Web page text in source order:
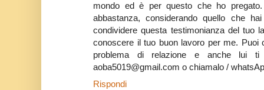
mondo ed è per questo che ho
abbastanza, considerando quello che
condividere questa testimonianza del tuo
conoscere il tuo buon lavoro per me. Puoi
problema di relazione e anche lui
aoba5019@gmail.com o chiamalo /
Rispondi